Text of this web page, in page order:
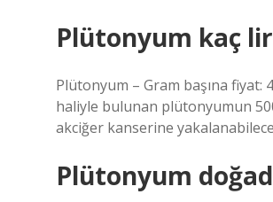
Plütonyum kaç
Plütonyum – Gram başına fiyat:
haliyle bulunan plütonyumun 500
akciğer kanserine
Plütonyum